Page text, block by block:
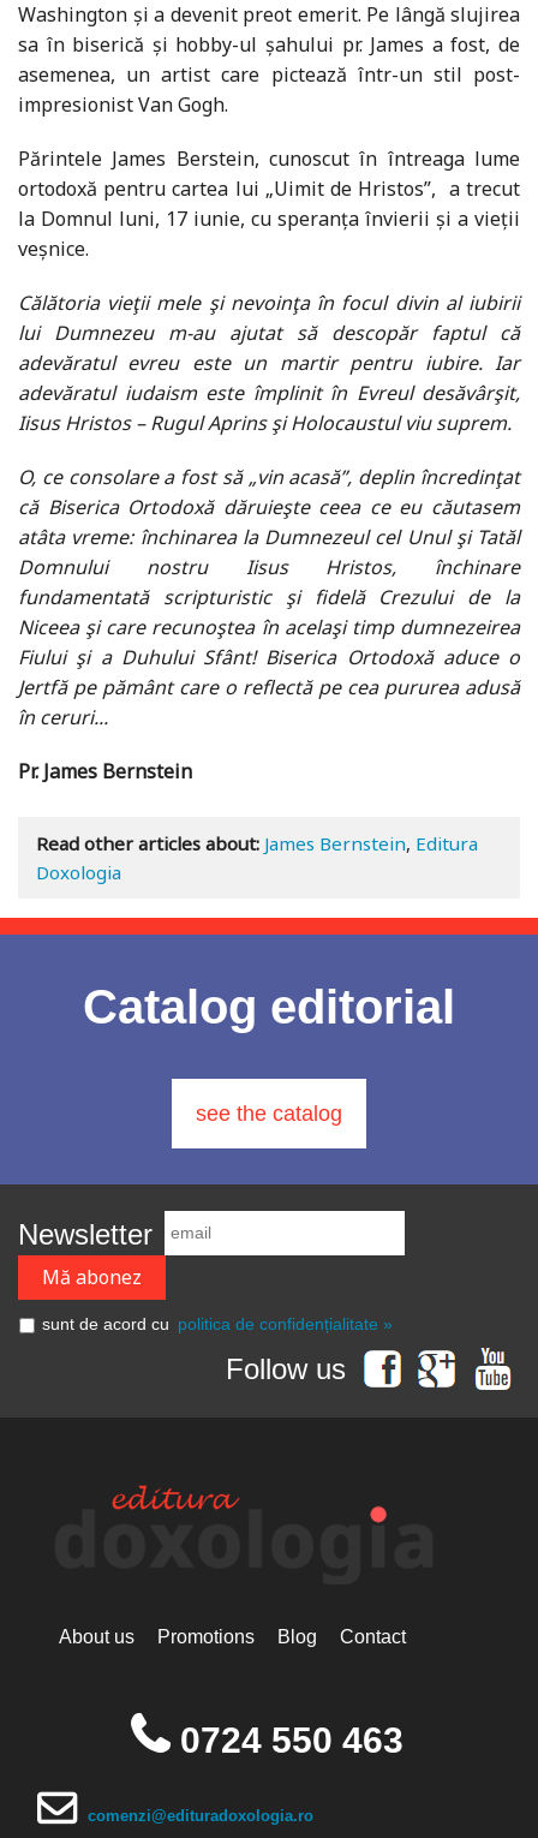
Washington și a devenit preot emerit. Pe lângă slujirea
sa în biserică și hobby-ul șahului pr. James a fost, de
asemenea, un artist care pictează într-un stil post-
impresionist Van Gogh.
Părintele James Berstein, cunoscut în întreaga lume
ortodoxă pentru cartea lui „Uimit de Hristos”, a trecut
la Domnul luni, 17 iunie, cu speranța învierii și a vieții
veșnice.
Călătoria vieţii mele şi nevoinţa în focul divin al iubirii
lui Dumnezeu m-au ajutat să descopăr faptul că
adevăratul evreu este un martir pentru iubire. Iar
adevăratul iudaism este împlinit în Evreul desăvârşit,
Iisus Hristos – Rugul Aprins şi Holocaustul viu suprem.
O, ce consolare a fost să „vin acasă”, deplin încredinţat
că Biserica Ortodoxă dăruieşte ceea ce eu căutasem
atâta vreme: închinarea la Dumnezeul cel Unul şi Tatăl
Domnului nostru Iisus Hristos, închinare
fundamentată scripturistic şi fidelă Crezului de la
Niceea şi care recunoştea în acelaşi timp dumnezeirea
Fiului şi a Duhului Sfânt! Biserica Ortodoxă aduce o
Jertfă pe pământ care o reflectă pe cea pururea adusă
în ceruri...
Pr. James Bernstein
Read other articles about: James Bernstein, Editura
Doxologia
Catalog editorial
see the catalog
Newsletter
sunt de acord cu politica de confidențialitate »
Follow us
About us Promotions Blog Contact
0724 550 463
comenzi@edituradoxologia.ro